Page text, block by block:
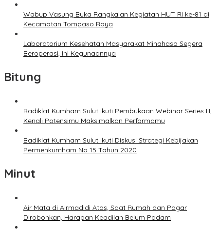
Wabup Vasung Buka Rangkaian Kegiatan HUT RI ke-81 di
Kecamatan Tompaso Raya
Laboratorium Kesehatan Masyarakat Minahasa Segera
Beroperasi, Ini Kegunaannya
Bitung
Badiklat Kumham Sulut Ikuti Pembukaan Webinar Series III,
Kenali Potensimu Maksimalkan Performamu
Badiklat Kumham Sulut Ikuti Diskusi Strategi Kebijakan
Permenkumham No 15 Tahun 2020
Minut
Air Mata di Airmadidi Atas, Saat Rumah dan Pagar
Dirobohkan, Harapan Keadilan Belum Padam